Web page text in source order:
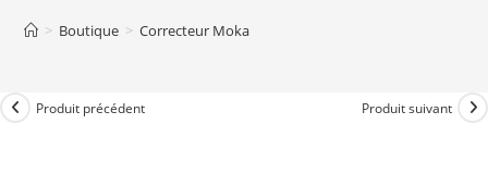
> Boutique > Correcteur Moka
Produit précédent Produit suivant